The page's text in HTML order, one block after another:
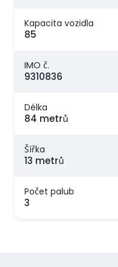
Kapacita vozidla
85
IMO č.
9310836
Délka
84 metrů
Šířka
13 metrů
Počet palub
3